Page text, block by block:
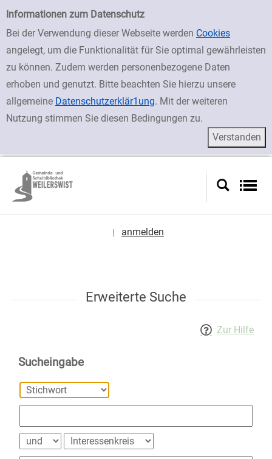
Erweiterte Suche
Informationen zum Datenschutz
Bei der Verwendung dieser Webseite werden Cookies
angelegt, um die Funktionalität für Sie optimal gewährleisten
zu können. Zudem werden personenbezogene Daten
erhoben und genutzt. Bitte beachten Sie hierzu unsere
allgemeine Datenschutzerklär1ung. Mit der weiteren
Nutzung stimmen Sie diesen Bedingungen zu.
zur Navigation springen
zum Inhalt springen
Zur erweiterten Suche springen
anmelden
Erweiterte Suche
Zur Hilfe
Sucheingabe